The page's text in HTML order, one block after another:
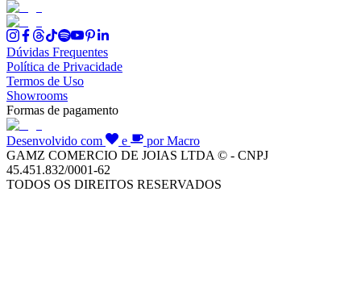
Dúvidas Frequentes
Política de Privacidade
Termos de Uso
Showrooms
Formas de pagamento
Desenvolvido com e
por Macro
GAMZ COMERCIO DE JOIAS LTDA © - CNPJ
45.451.832/0001-62
TODOS OS DIREITOS RESERVADOS